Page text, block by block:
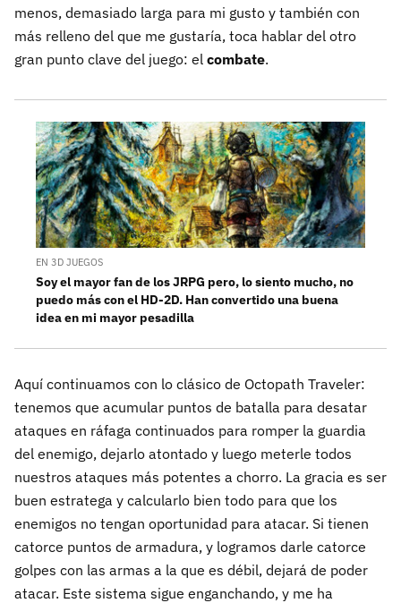
menos, demasiado larga para mi gusto y también con
más relleno del que me gustaría, toca hablar del otro
gran punto clave del juego: el combate.
EN 3D JUEGOS
Soy el mayor fan de los JRPG pero, lo siento mucho, no
puedo más con el HD-2D. Han convertido una buena
idea en mi mayor pesadilla
Aquí continuamos con lo clásico de Octopath Traveler:
tenemos que acumular puntos de batalla para desatar
ataques en ráfaga continuados para romper la guardia
del enemigo, dejarlo atontado y luego meterle todos
nuestros ataques más potentes a chorro. La gracia es ser
buen estratega y calcularlo bien todo para que los
enemigos no tengan oportunidad para atacar. Si tienen
catorce puntos de armadura, y logramos darle catorce
golpes con las armas a la que es débil, dejará de poder
atacar. Este sistema sigue enganchando, y me ha